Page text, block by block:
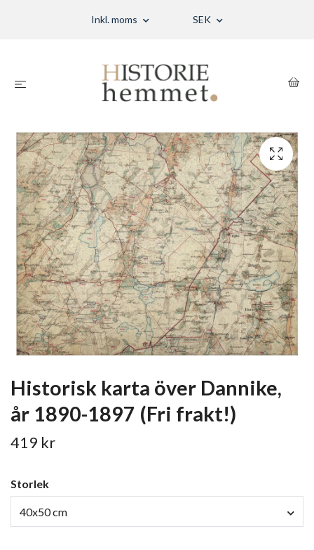
Inkl. moms SEK
Historisk karta över Dannike,
år 1890-1897 (Fri frakt!)
419 kr
Storlek
40x50 cm